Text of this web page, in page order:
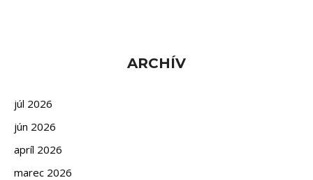
ARCHÍV
júl 2026
jún 2026
apríl 2026
marec 2026